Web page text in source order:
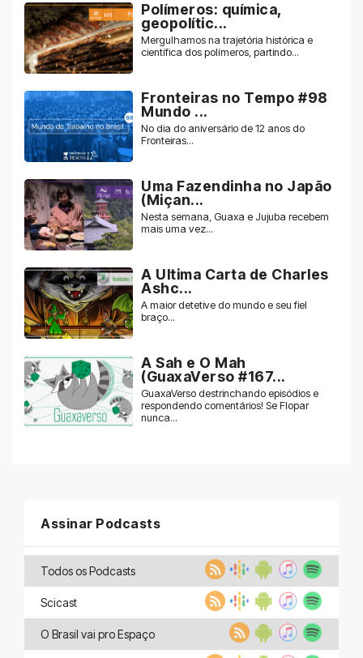
Polímeros: química,
geopolític...
Mergulhamos na trajetória histórica e
científica dos polímeros, partindo...
Fronteiras no Tempo #98
Mundo ...
No dia do aniversário de 12 anos do
Fronteiras...
Uma Fazendinha no Japão
(Miçan...
Nesta semana, Guaxa e Jujuba recebem
mais uma vez...
A Ultima Carta de Charles
Ashc...
A maior detetive do mundo e seu fiel
braço...
A Sah e O Mah
(GuaxaVerso #167...
GuaxaVerso destrinchando episódios e
respondendo comentários! Se Flopar
nunca...
Assinar Podcasts
Todos os Podcasts
Scicast
O Brasil vai pro Espaço